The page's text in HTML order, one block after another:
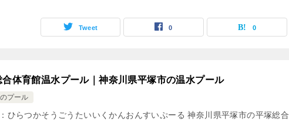
Tweet 0 0
合体育館温水プール｜神奈川県平塚市の温水プール
プール
ひらつかそうごうたいいくかんおんすいぷーる 神奈川県平塚市の平塚総合